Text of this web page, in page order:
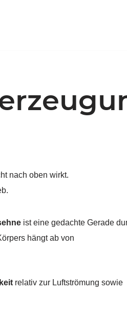
nach oben wirkt.
ist eine gedachte Gerade
hängt ab von
relativ zur Luftströmung sowie